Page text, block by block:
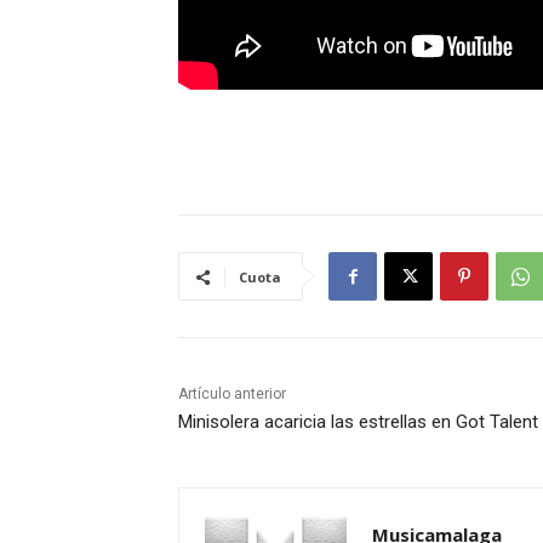
Cuota
Artículo anterior
Minisolera acaricia las estrellas en Got Talent
Musicamalaga